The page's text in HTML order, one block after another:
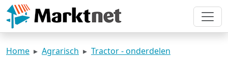
Home Agrarisch Tractor - onderdelen